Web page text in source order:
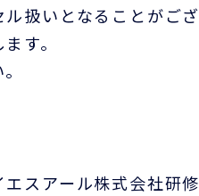
扱いとなることがご
す。
スアール株式会社研